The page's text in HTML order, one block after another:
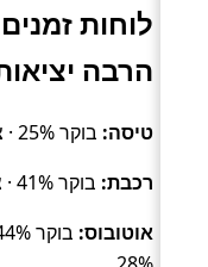
לוחות
הרבה
טיסה: בוקר 25% · צהריים 41% · ערב 33% · לילה 1%
רכבת: בוקר 41% · צהריים 29% · ערב 29% · לילה 0%
אוטובוס: